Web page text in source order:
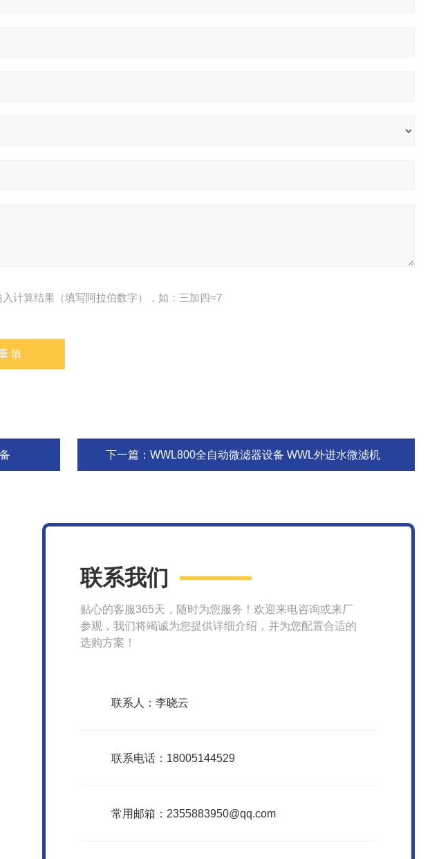
入计算结果（填写阿拉伯数字），如：三加四=7
下一篇： WWL800全自动微滤器设备 WWL外进水微滤机
联系我们
贴心的客服365天，随时为您服务！欢迎来电咨询或来厂
参观，我们将竭诚为您提供详细介绍，并为您配置合适的
选购方案！
联系人：李晓云
联系电话：18005144529
常用邮箱：2355883950@qq.com